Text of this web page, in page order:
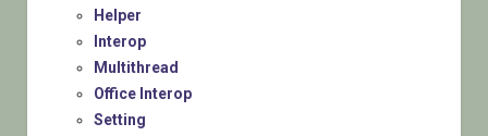
Helper
Interop
Multithread
Office Interop
Setting